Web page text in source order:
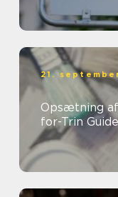
21.
Opsætning
for-Trin Guide